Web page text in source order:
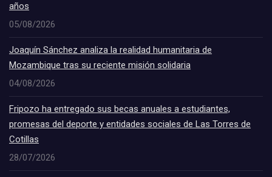
años
05/08/2026
Joaquín Sánchez analiza la realidad humanitaria de
Mozambique tras su reciente misión solidaria
04/08/2026
Fripozo ha entregado sus becas anuales a estudiantes,
promesas del deporte y entidades sociales de Las Torres de
Cotillas
28/07/2026